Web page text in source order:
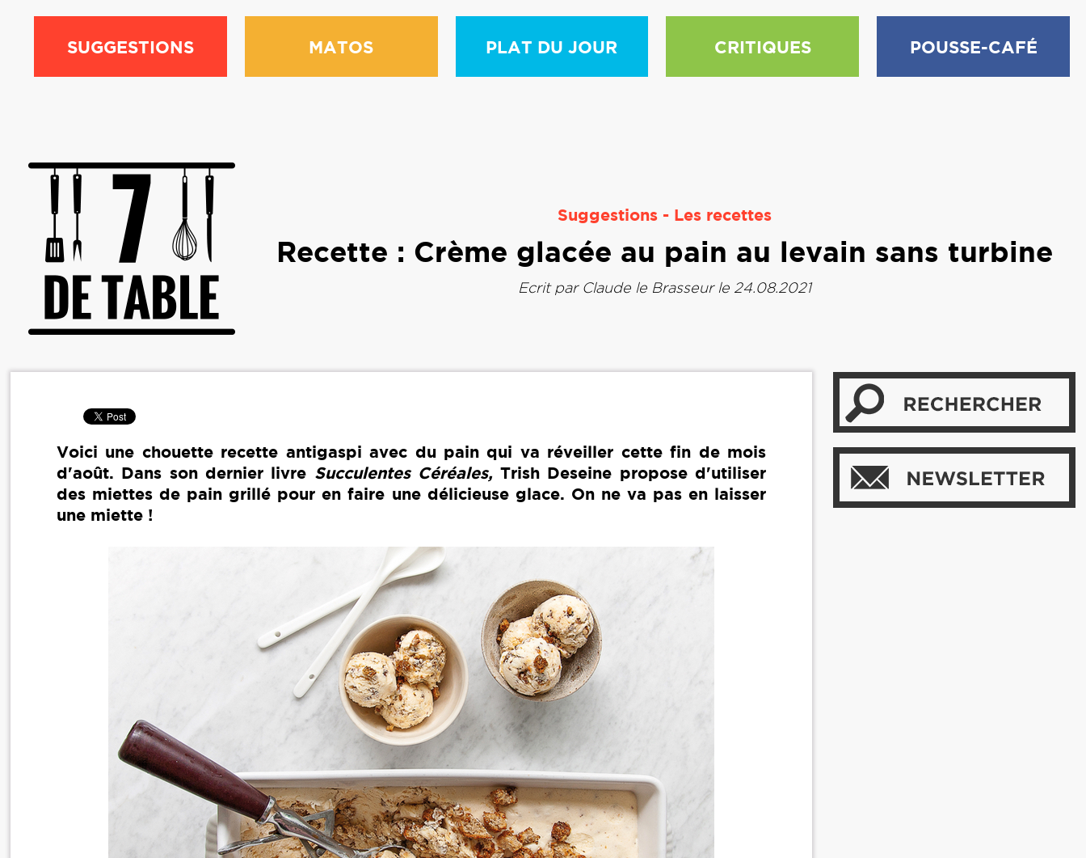
SUGGESTIONS MATOS PLAT DU JOUR CRITIQUES POUSSE-CAFÉ
Suggestions- Les recettes
Recette : Crème glacée au pain au levain sans turbine
Ecrit par Claude le Brasseurle 24.08.2021
Voici une chouette recette antigaspi avec du pain qui va réveiller cette fin de mois
d'août. Dans son dernier livre Succulentes Céréales,Trish Deseine propose d'utiliser
des miettes de pain grillé pour en faire une délicieuse glace. On ne va pas en laisser
une miette !